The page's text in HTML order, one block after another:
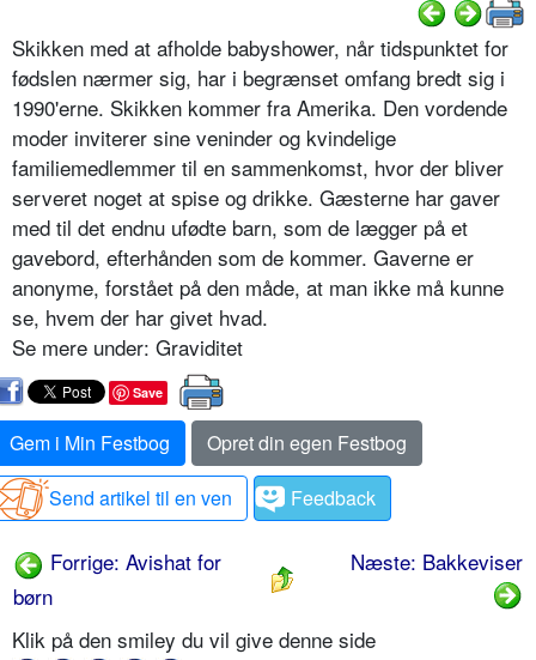
Skikken med at afholde babyshower, når tidspunktet for
fødslen nærmer sig, har i begrænset omfang bredt sig i
1990'erne. Skikken kommer fra Amerika. Den vordende
moder inviterer sine veninder og kvindelige
familiemedlemmer til en sammenkomst, hvor der bliver
serveret noget at spise og drikke. Gæsterne har gaver
med til det endnu ufødte barn, som de lægger på et
gavebord, efterhånden som de kommer. Gaverne er
anonyme, forstået på den måde, at man ikke må kunne
se, hvem der har givet hvad.
Se mere under: Graviditet
Save
Gem i Min Festbog
Opret din egen Festbog
Send artikel til en ven
Feedback
Forrige: Avishat for
børn
Næste: Bakkeviser
Klik på den smiley du vil give denne side